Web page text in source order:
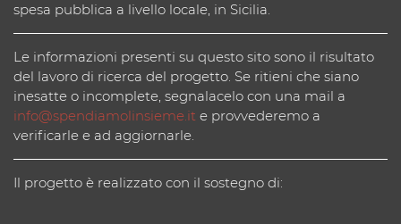
spesa pubblica a livello locale, in Sicilia.
Le informazioni presenti su questo sito sono il risultato
del lavoro di ricerca del progetto. Se ritieni che siano
inesatte o incomplete, segnalacelo con una mail a
info@spendiamolinsieme.it e provvederemo a
verificarle e ad aggiornarle.
Il progetto è realizzato con il sostegno di: